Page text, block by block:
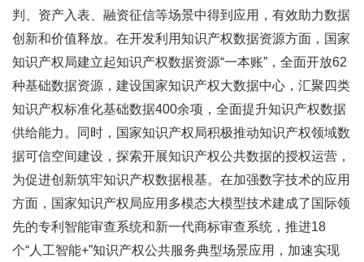
判、资产入表、融资征信等场景中得到应用，有效助力数据
创新和价值释放。在开发利用知识产权数据资源方面，国家
知识产权局建立起知识产权数据资源“一本账”，全面开放62
种基础数据资源，建设国家知识产权大数据中心，汇聚四类
知识产权标准化基础数据400余项，全面提升知识产权数据
供给能力。同时，国家知识产权局积极推动知识产权领域数
据可信空间建设，探索开展知识产权公共数据的授权运营，
为促进创新筑牢知识产权数据根基。在加强数字技术的应用
方面，国家知识产权局应用多模态大模型技术建成了国际领
先的专利智能审查系统和新一代商标审查系统，推进18
个“人工智能+”知识产权公共服务典型场景应用，加速实现